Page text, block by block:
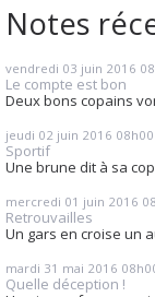
Notes
vendredi 03 juin 2016
Le compte est bon
Deux bons copains
jeudi 02 juin 2016 08h00
Sportif
Une brune dit à sa
mercredi 01 juin 2016
Retrouvailles
Un gars en croise un
mardi 31 mai 2016
Quelle déception !